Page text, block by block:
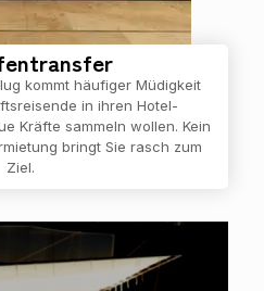
kommt häufiger Müdigkeit
in ihren Hotel-
Kräfte sammeln wollen. Kein
bringt Sie rasch zum
Ziel.